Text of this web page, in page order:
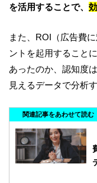
を活用することで、
また、ROI（広告費
ントを起用すること
あったのか、認知度
見えるデータで分析
関連記事をあわせて読む